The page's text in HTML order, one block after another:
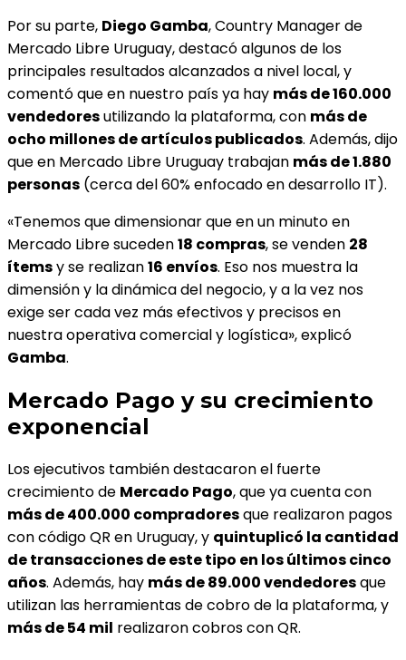
Por su parte, Diego Gamba, Country Manager de
Mercado Libre Uruguay, destacó algunos de los
principales resultados alcanzados a nivel local, y
comentó que en nuestro país ya hay más de 160.000
vendedoresutilizando la plataforma, con más de
ocho millones de artículos publicados. Además, dijo
que en Mercado Libre Uruguay trabajan más de 1.880
personas (cerca del 60% enfocado en desarrollo IT).
«Tenemos que dimensionar que en un minuto en
Mercado Libre suceden18 compras, se venden 28
ítemsy se realizan16 envíos. Eso nos muestra la
dimensión y la dinámica del negocio, y a la vez nos
exige ser cada vez más efectivos y precisos en
nuestra operativa comercial y logística», explicó
Gamba.
Mercado Pago y su crecimiento
exponencial
Los ejecutivos también destacaron el fuerte
crecimiento de Mercado Pago, que ya cuenta con
más de 400.000 compradoresque realizaron pagos
con código QR en Uruguay, y quintuplicó la cantidad
de transacciones de este tipo en los últimos cinco
años. Además, hay más de 89.000 vendedoresque
utilizan las herramientas de cobro de la plataforma, y
más de 54 mil realizaron cobros con QR.